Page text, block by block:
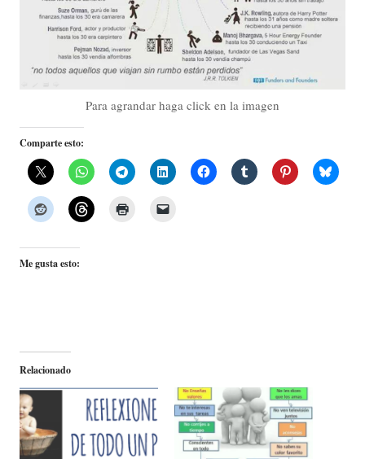
Para agrandar haga click en la imagen
Comparte esto:
Me gusta esto:
Relacionado